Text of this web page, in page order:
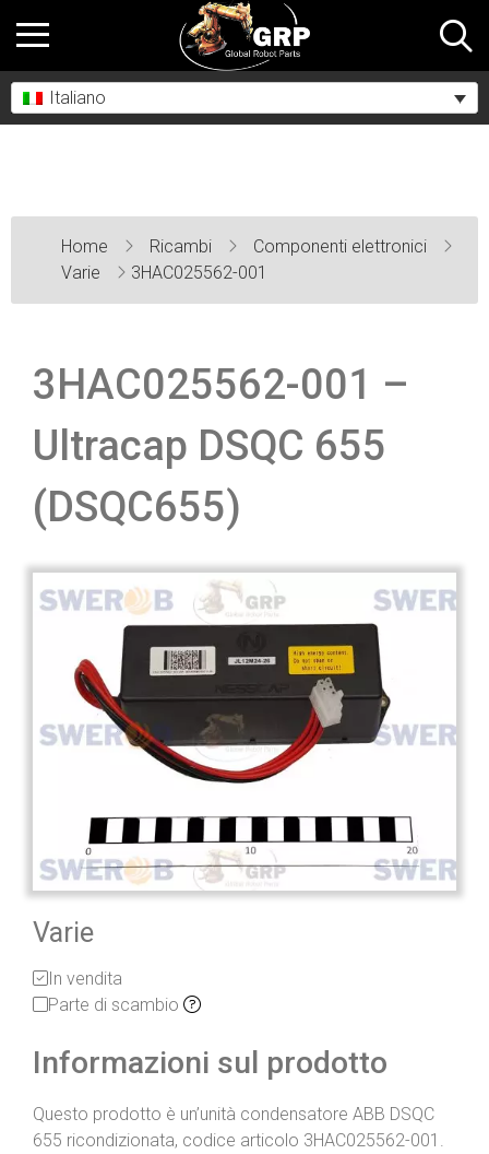
Italiano
Home Ricambi
Componenti elettronici
Varie
3HAC025562-001
3HAC025562-001 –
Ultracap DSQC 655
(DSQC655)
Varie
In vendita
Parte di scambio
Informazioni sul prodotto
Questo prodotto è un’unità condensatore ABB DSQC
655 ricondizionata, codice articolo 3HAC025562-001.